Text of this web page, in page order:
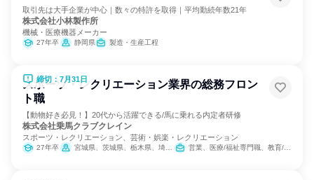
取引先は大手企業が中心｜数々の特許を取得｜平均勤続年数21年
株式会社小林製作所
機械・医療機器メーカー
27年卒 静岡県 製造・生産工程
締切：7月31日
スポーツ・レクリエーション業界の総務フロン
ト職
【動物好き必見！】20代から活躍できる/馬に乗れる内定者研修
株式会社乗馬クラブクレイン
スポーツ・レクリエーション、芸術・娯楽・レクリエーション
27年卒 宮城県、茨城県、栃木県、埼玉県、千葉県、東京都、神奈川県、石川県、岐阜県、三重県、大阪府、兵庫県、奈良県、岡山県、広島県、山口県、福岡県、大分県 営業、医療/福祉専門職、教育/保育専門職、小売販売/流通、バックオフィス・事務・受付、総務